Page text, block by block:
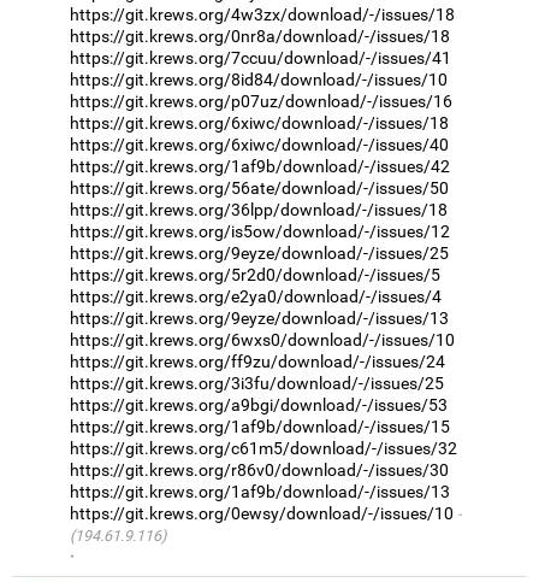
https://git.krews.org/4w3zx/download/-/issues/18
https://git.krews.org/0nr8a/download/-/issues/18
https://git.krews.org/7ccuu/download/-/issues/41
https://git.krews.org/8id84/download/-/issues/10
https://git.krews.org/p07uz/download/-/issues/16
https://git.krews.org/6xiwc/download/-/issues/18
https://git.krews.org/6xiwc/download/-/issues/40
https://git.krews.org/1af9b/download/-/issues/42
https://git.krews.org/56ate/download/-/issues/50
https://git.krews.org/36lpp/download/-/issues/18
https://git.krews.org/is5ow/download/-/issues/12
https://git.krews.org/9eyze/download/-/issues/25
https://git.krews.org/5r2d0/download/-/issues/5
https://git.krews.org/e2ya0/download/-/issues/4
https://git.krews.org/9eyze/download/-/issues/13
https://git.krews.org/6wxs0/download/-/issues/10
https://git.krews.org/ff9zu/download/-/issues/24
https://git.krews.org/3i3fu/download/-/issues/25
https://git.krews.org/a9bgi/download/-/issues/53
https://git.krews.org/1af9b/download/-/issues/15
https://git.krews.org/c61m5/download/-/issues/32
https://git.krews.org/r86v0/download/-/issues/30
https://git.krews.org/1af9b/download/-/issues/13
https://git.krews.org/0ewsy/download/-/issues/10
(194.61.9.116)
·